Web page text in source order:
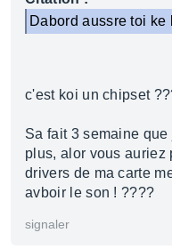
Dabord aussre toi
c'est koi un chipset
Sa fait 3 semaine
plus, alor vous auriez
drivers de ma carte
avboir le son ! ????
signaler